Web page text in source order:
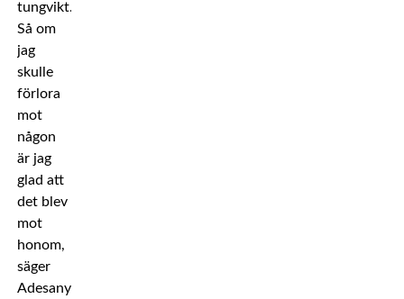
tungvikt.
Så om
jag
skulle
förlora
mot
någon
är jag
glad att
det blev
mot
honom,
säger
Adesanya.